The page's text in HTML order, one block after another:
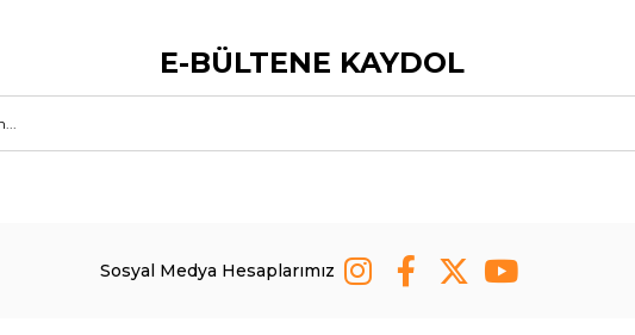
E-BÜLTENE KAYDOL
Sosyal Medya Hesaplarımız